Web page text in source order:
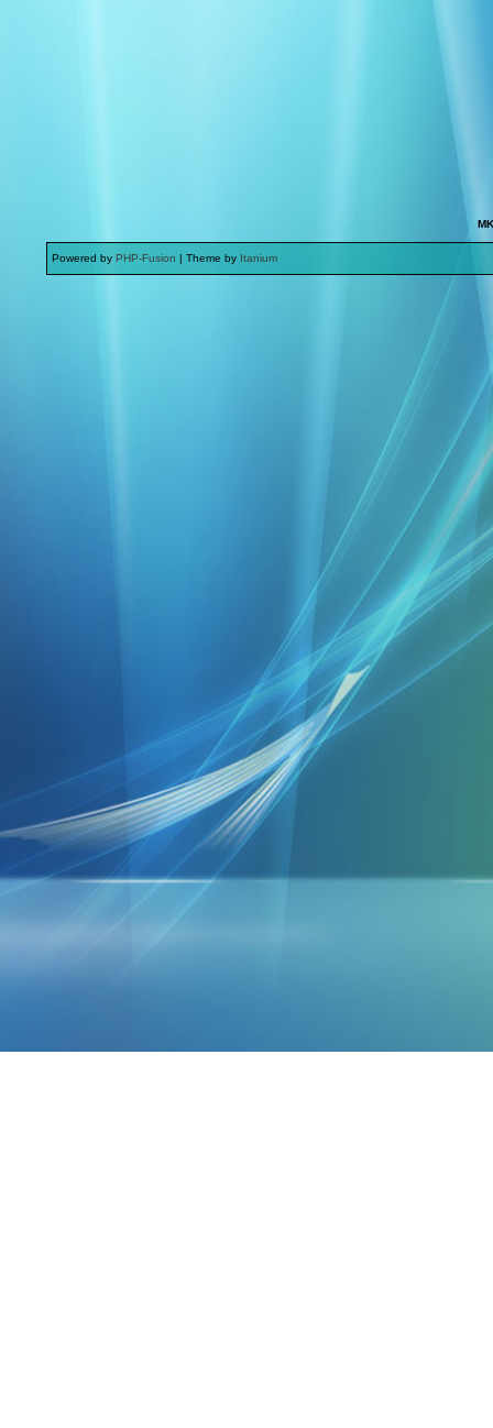
Powered by PHP-Fusion | Theme by Itanium